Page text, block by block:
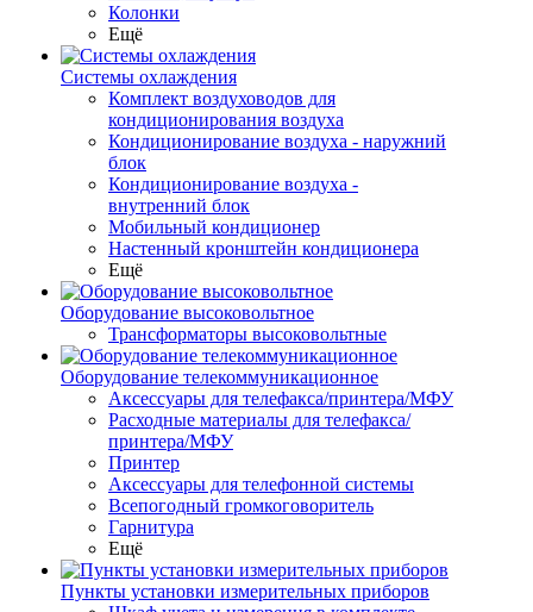
Колонки
Ещё
Системы охлаждения
Комплект воздуховодов для
кондиционирования воздуха
Кондиционирование воздуха - наружний
блок
Кондиционирование воздуха -
внутренний блок
Мобильный кондиционер
Настенный кронштейн кондиционера
Ещё
Оборудование высоковольтное
Трансформаторы высоковольтные
Оборудование телекоммуникационное
Аксессуары для телефакса/принтера/МФУ
Расходные материалы для телефакса/
принтера/МФУ
Принтер
Аксессуары для телефонной системы
Всепогодный громкоговоритель
Гарнитура
Ещё
Пункты установки измерительных приборов